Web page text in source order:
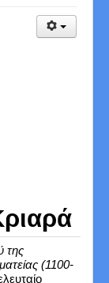
της
(1100-